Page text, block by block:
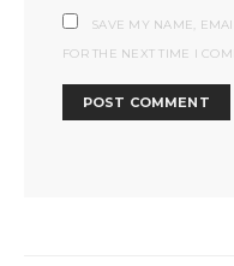
SAVE MY NAME,
FOR THE NEXT TIME I